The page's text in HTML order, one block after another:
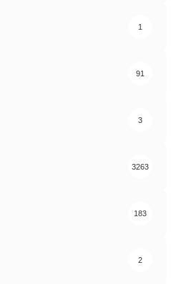
1
91
3
3263
183
2